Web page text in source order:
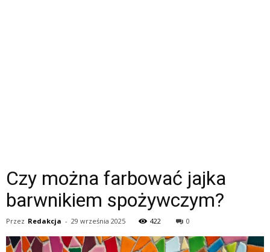
Czy można farbować jajka
barwnikiem spożywczym?
Przez Redakcja - 29 września 2025 422 0